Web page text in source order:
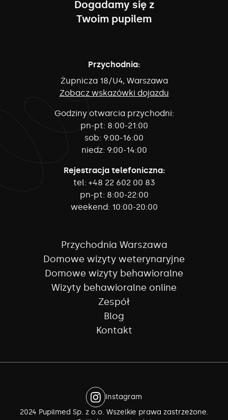
Dogadamy się z
Twoim pupilem
Przychodnia:
Żupnicza 18/U4, Warszawa
Zobacz wskazówki dojazdu
Godziny otwarcia przychodni:
pn-pt: 8:00-21:00
sob: 9:00-16:00
niedz: 9:00-14:00
Rejestracja telefoniczna:
tel: +48 22 602 00 83
pn-pt: 8:00-22:00
weekend: 10:00-20:00
Przychodnia Warszawa
Domowe wizyty weterynaryjne
Domowe wizyty behawioralne
Wizyty behawioralne online
Zespół
Blog
Kontakt
Instagram
2024 Pupilmed Sp. z o.o. Wszelkie prawa zastrzeżone.